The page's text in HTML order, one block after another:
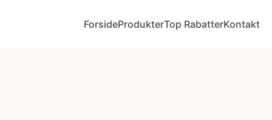
ForsideProdukterTop RabatterKontakt